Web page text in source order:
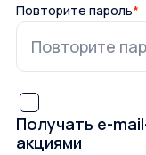
Повторите пароль*
Получать e-
акциями